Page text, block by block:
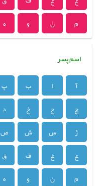
م
ن و ه
اسم پسر
آ ا ب پ
چ
ح خ د
ژ
س ش ص
ع
غ ف ق
م
ن و ه